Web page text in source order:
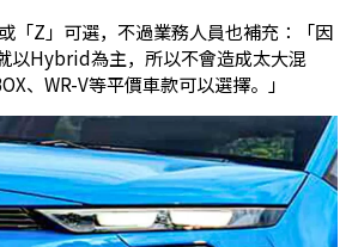
「Z」可選，不過業務人員也補充：「因
以Hybrid為主，所以不會造成太大混
、WR-V等平價車款可以選擇。」